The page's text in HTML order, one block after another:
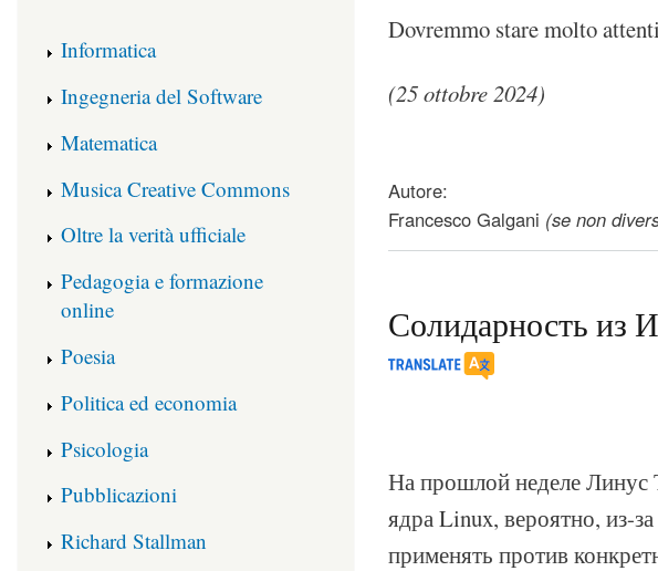
Dovremmo stare molto
(25 ottobre 2024)
Autore:
Francesco Galgani (se non
Солидарность из
На прошлой неделе Линус
ядра Linux, вероятно, из-
применять против
Informatica
Ingegneria del Software
Matematica
Musica Creative Commons
Oltre la verità ufficiale
Pedagogia e formazione
online
Poesia
Politica ed economia
Psicologia
Pubblicazioni
Richard Stallman